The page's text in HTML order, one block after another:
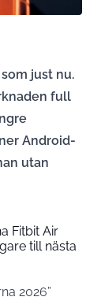
just nu.
full
Android-
utan
Fitbit Air
till nästa
2026”